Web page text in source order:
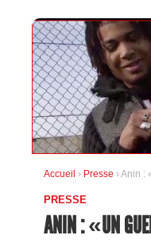
Accueil › Presse › Anin :
PRESSE
ANIN : «UN